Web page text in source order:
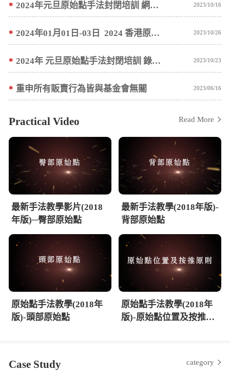
* 2024年元旦原始點手法封閉培訓 網路報名公告 2023/10/16
* 2024年01月01日-03日 2024 香港原始點醫學健康講座 網路報名公告 2023/10/26
* 2024年 元旦原始點手法封閉培訓 錄取名單公告 2023/10/23
* 重申所有販賣行為皆與基金會無關 2023/06/16
Practical Video Read More
最新手法教學影片(2018
年版)─臀部原始點
最新手法教學(2018年版)-
背部原始點
原始點手法教學(2018年
版)-頭部原始點
原始點手法教學(2018年
版)-原始點位置及按推原
Case Study category